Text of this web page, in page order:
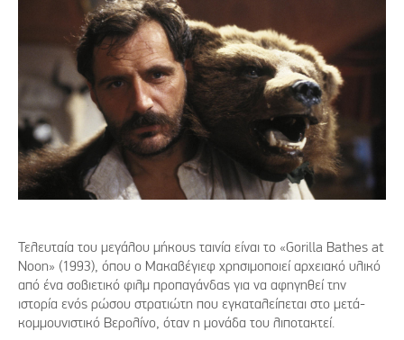
Τελευταία του μεγάλου μήκους ταινία είναι το «Gorilla Bathes at
Noon» (1993), όπου ο Μακαβέγιεφ χρησιμοποιεί αρχειακό υλικό
από ένα σοβιετικό φιλμ προπαγάνδας για να αφηγηθεί την
ιστορία ενός ρώσου στρατιώτη που εγκαταλείπεται στο μετά-
κομμουνιστικό Βερολίνο, όταν η μονάδα του λιποτακτεί.